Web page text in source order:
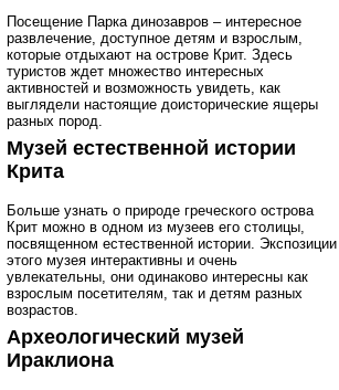
Посещение Парка динозавров – интересное
развлечение, доступное детям и взрослым,
которые отдыхают на острове Крит. Здесь
туристов ждет множество интересных
активностей и возможность увидеть, как
выглядели настоящие доисторические ящеры
разных пород.
Музей естественной истории
Крита
Больше узнать о природе греческого острова
Крит можно в одном из музеев его столицы,
посвященном естественной истории. Экспозиции
этого музея интерактивны и очень
увлекательны, они одинаково интересны как
взрослым посетителям, так и детям разных
возрастов.
Археологический музей
Ираклиона